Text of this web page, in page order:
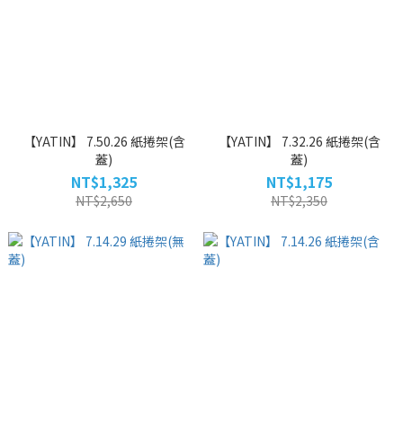
【YATIN】 7.50.26 紙捲架(含
蓋)
NT$1,325
NT$2,650
【YATIN】 7.32.26 紙捲架(含
蓋)
NT$1,175
NT$2,350